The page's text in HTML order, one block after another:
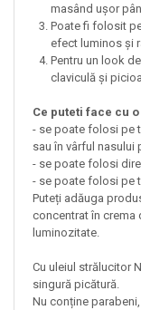
masând ușor
Poate fi folosit
efect luminos și
Pentru un look
claviculă și
Ce puteti face cu
- se poate folosi pe
sau în vârful nasului
- se poate folosi
- se poate folosi pe
Puteți adăuga
concentrat în crema
luminozitate.
Cu uleiul strălucitor
singură picătură.
Nu conține